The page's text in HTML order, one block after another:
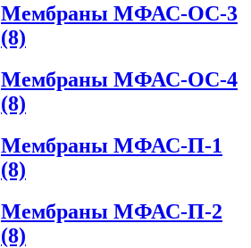
Мембраны МФАС-ОС-3
(8)
Мембраны МФАС-ОС-4
(8)
Мембраны МФАС-П-1
(8)
Мембраны МФАС-П-2
(8)